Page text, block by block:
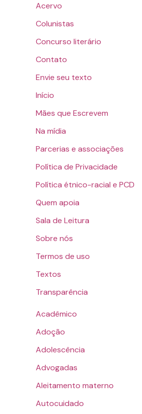
Acervo
Colunistas
Concurso literário
Contato
Envie seu texto
Início
Mães que Escrevem
Na mídia
Parcerias e associações
Política de Privacidade
Política étnico-racial e PCD
Quem apoia
Sala de Leitura
Sobre nós
Termos de uso
Textos
Transparência
Acadêmico
Adoção
Adolescência
Advogadas
Aleitamento materno
Autocuidado